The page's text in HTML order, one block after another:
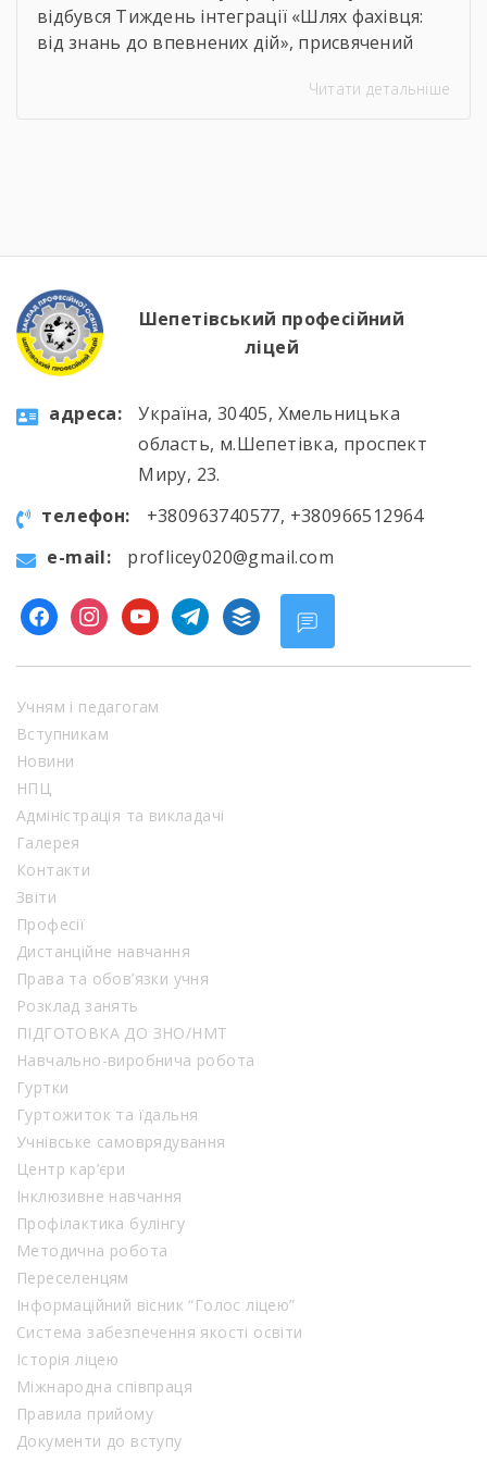
відбувся Тиждень інтеграції «Шлях фахівця:
від знань до впевнених дій», присвячений
тижня здобувачі освіти брали участь в
та вдосконалювати практичні навички, а й
Читати детальніше
Шепетівський професійний
ліцей
aдресa:
Україна, 30405, Хмельницька
область, м.Шепетівка, проспект
Миру, 23.
телефон:
+380963740577, +380966512964
e-mail:
proflicey020@gmail.com
facebookinstagramyoutubetelegram
buffer
Учням і педагогам
Вступникам
Новини
НПЦ
Адміністрація та викладачі
Галерея
Контакти
Звіти
Професії
Дистанційне навчання
Права та обов’язки учня
Розклад занять
ПІДГОТОВКА ДО ЗНО/НМТ
Навчально-виробнича робота
Гуртки
Гуртожиток та їдальня
Учнівське самоврядування
Центр кар’єри
Інклюзивне навчання
Профілактика булінгу
Методична робота
Переселенцям
Інформаційний вісник “Голос ліцею”
Система забезпечення якості освіти
Історія ліцею
Міжнародна співпраця
Правила прийому
Документи до вступу